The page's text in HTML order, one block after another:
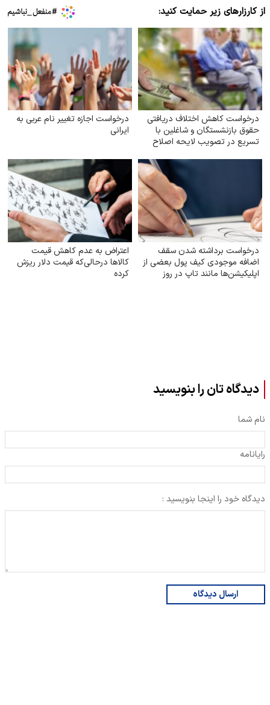
از کارزارهای زیر حمایت کنید:
درخواست کاهش اختلاف دریافتی
حقوق بازنشستگان و شاغلین با
تسریع در تصویب لایحه اصلاح
درخواست اجازه تغییر نام عربی به
ایرانی
درخواست برداشته شدن سقف
اضافه‌ موجودی کیف پول بعضی از
اپلیکیشن‌ها مانند تاپ در روز
اعتراض به عدم کاهش‌ قیمت
کالاها درحالی‌که قیمت دلار ریزش
کرده
دیدگاه تان را بنویسید
نام شما
رایانامه
دیدگاه خود را اینجا بنویسید :
ارسال دیدگاه